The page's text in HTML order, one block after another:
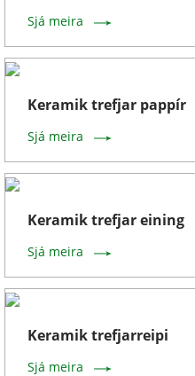
Sjá meira
Keramik trefjar pappír
Sjá meira
Keramik trefjar eining
Sjá meira
Keramik trefjarreipi
Sjá meira